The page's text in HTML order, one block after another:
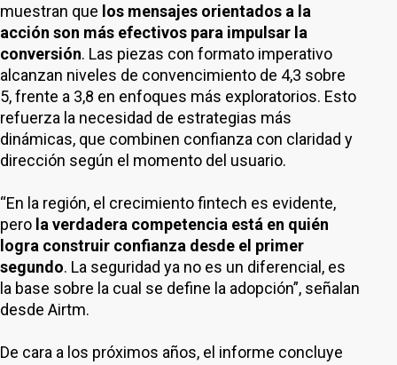
muestran que los mensajes orientados a la
acción son más efectivos para impulsar la
conversión. Las piezas con formato imperativo
alcanzan niveles de convencimiento de 4,3 sobre
5, frente a 3,8 en enfoques más exploratorios. Esto
refuerza la necesidad de estrategias más
dinámicas, que combinen confianza con claridad y
dirección según el momento del usuario.
“En la región, el crecimiento fintech es evidente,
pero la verdadera competencia está en quién
logra construir confianza desde el primer
segundo. La seguridad ya no es un diferencial, es
la base sobre la cual se define la adopción”, señalan
desde Airtm.
De cara a los próximos años, el informe concluye